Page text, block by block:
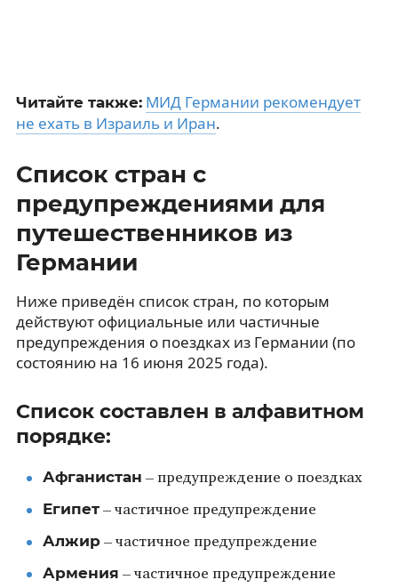
Читайте также: МИД Германии рекомендует
не ехать в Израиль и Иран.
Список стран с
предупреждениями для
путешественников из
Германии
Ниже приведён список стран, по которым
действуют официальные или частичные
предупреждения о поездках из Германии (по
состоянию на 16 июня 2025 года).
Список составлен в алфавитном
порядке:
Афганистан – предупреждение о поездках
Египет– частичное предупреждение
Алжир– частичное предупреждение
Армения – частичное предупреждение